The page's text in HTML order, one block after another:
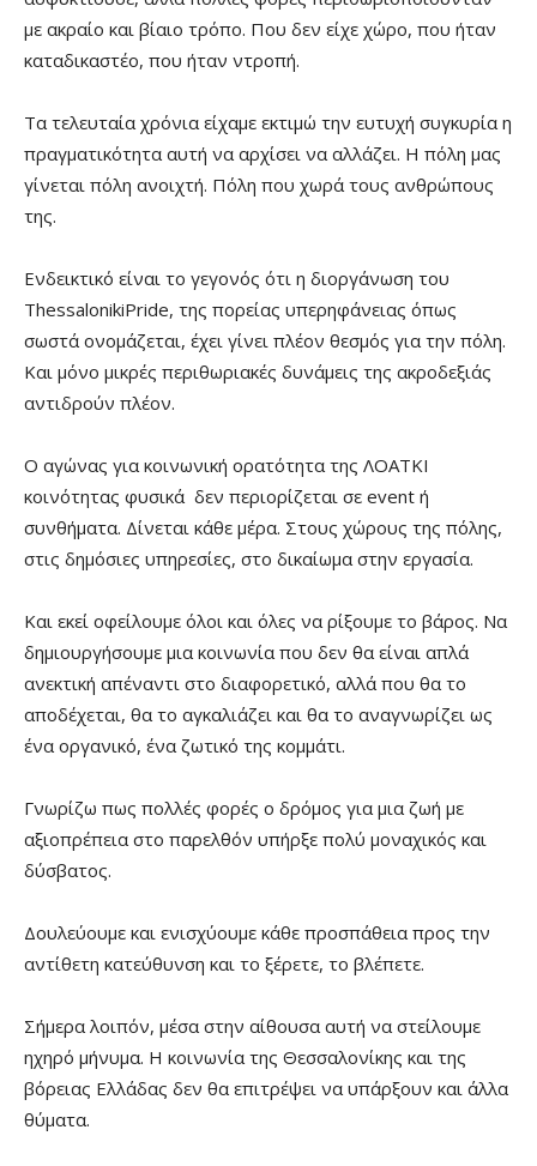
με ακραίο και βίαιο τρόπο. Που δεν είχε χώρο, που ήταν
καταδικαστέο, που ήταν ντροπή.
Τα τελευταία χρόνια είχαμε εκτιμώ την ευτυχή συγκυρία η
πραγματικότητα αυτή να αρχίσει να αλλάζει. Η πόλη μας
γίνεται πόλη ανοιχτή. Πόλη που χωρά τους ανθρώπους
της.
Ενδεικτικό είναι το γεγονός ότι η διοργάνωση του
ThessalonikiPride, της πορείας υπερηφάνειας όπως
σωστά ονομάζεται, έχει γίνει πλέον θεσμός για την πόλη.
Και μόνο μικρές περιθωριακές δυνάμεις της ακροδεξιάς
αντιδρούν πλέον.
Ο αγώνας για κοινωνική ορατότητα της ΛΟΑΤΚΙ
κοινότητας φυσικά δεν περιορίζεται σε event ή
συνθήματα. Δίνεται κάθε μέρα. Στους χώρους της πόλης,
στις δημόσιες υπηρεσίες, στο δικαίωμα στην εργασία.
Και εκεί οφείλουμε όλοι και όλες να ρίξουμε το βάρος. Να
δημιουργήσουμε μια κοινωνία που δεν θα είναι απλά
ανεκτική απέναντι στο διαφορετικό, αλλά που θα το
αποδέχεται, θα το αγκαλιάζει και θα το αναγνωρίζει ως
ένα οργανικό, ένα ζωτικό της κομμάτι.
Γνωρίζω πως πολλές φορές ο δρόμος για μια ζωή με
αξιοπρέπεια στο παρελθόν υπήρξε πολύ μοναχικός και
δύσβατος.
Δουλεύουμε και ενισχύουμε κάθε προσπάθεια προς την
αντίθετη κατεύθυνση και το ξέρετε, το βλέπετε.
Σήμερα λοιπόν, μέσα στην αίθουσα αυτή να στείλουμε
ηχηρό μήνυμα. Η κοινωνία της Θεσσαλονίκης και της
βόρειας Ελλάδας δεν θα επιτρέψει να υπάρξουν και άλλα
θύματα.